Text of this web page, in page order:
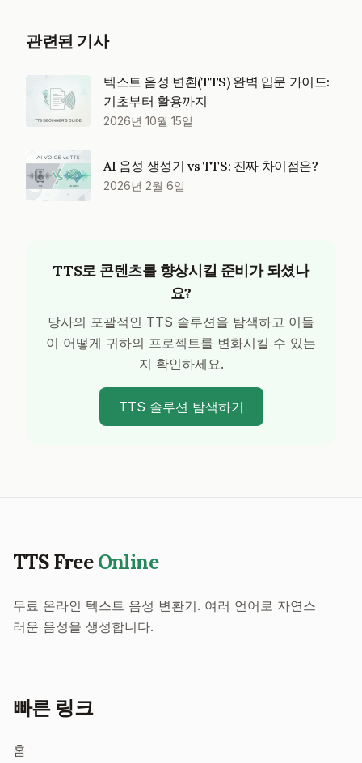
관련된 기사
텍스트 음성 변환(TTS) 완벽 입문 가이드:
기초부터 활용까지
2026년 10월 15일
AI 음성 생성기 vs TTS: 진짜 차이점은?
2026년 2월 6일
TTS로 콘텐츠를 향상시킬 준비가 되셨나
요?
당사의 포괄적인 TTS 솔루션을 탐색하고 이들
이 어떻게 귀하의 프로젝트를 변화시킬 수 있는
지 확인하세요.
TTS 솔루션 탐색하기
TTS FreeOnline
무료 온라인 텍스트 음성 변환기. 여러 언어로 자연스
러운 음성을 생성합니다.
빠른 링크
홈